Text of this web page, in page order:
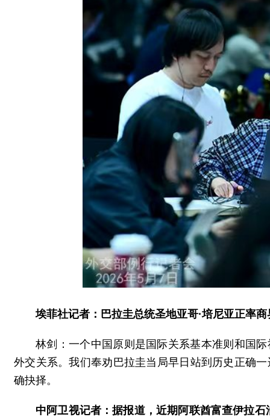
埃菲社记者：巴拉圭总统圣地亚哥·培尼亚正率
林剑：一个中国原则是国际关系基本准则和国
外交关系。我们奉劝巴拉圭当局早日站到历史正确
确抉择。
中阿卫视记者：据报道，近期阿联酋富查伊拉